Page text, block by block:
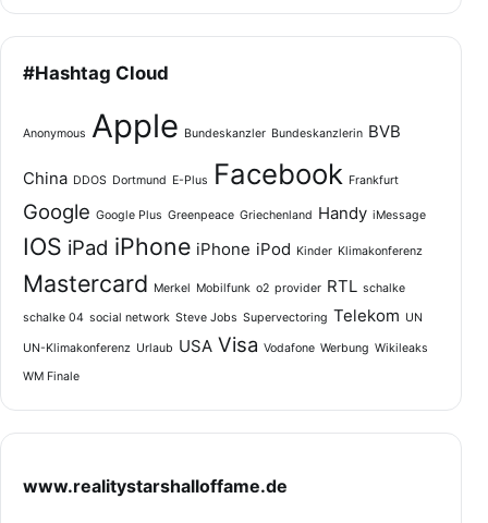
#Hashtag Cloud
Anonymous Apple Bundeskanzler Bundeskanzlerin BVB
China DDOS Dortmund E-Plus Facebook Frankfurt
Google Google Plus Greenpeace Griechenland Handy iMessage
IOS iPad iPhone iPhone iPod Kinder Klimakonferenz
Mastercard Merkel Mobilfunk o2 provider RTL schalke
schalke 04 social network Steve Jobs Supervectoring Telekom UN
UN-Klimakonferenz Urlaub USA Visa Vodafone Werbung Wikileaks
WM Finale
www.realitystarshalloffame.de